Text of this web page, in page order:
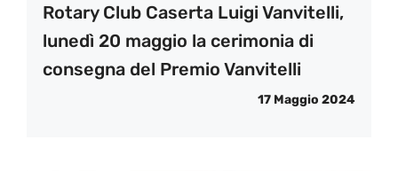
Rotary Club Caserta Luigi Vanvitelli,
lunedì 20 maggio la cerimonia di
consegna del Premio Vanvitelli
17 Maggio 2024